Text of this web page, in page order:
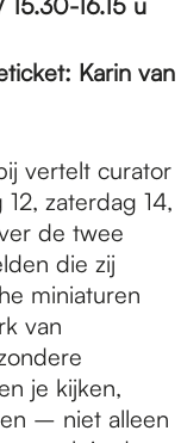
Karin van
vertelt curator
zaterdag 14,
de twee
die zij
miniaturen
van
je kijken,
– niet alleen